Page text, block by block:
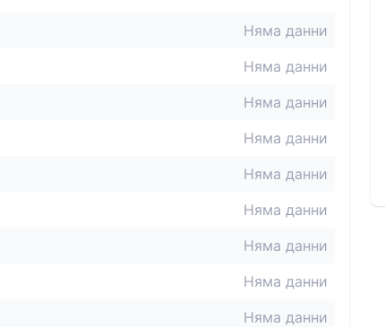
Няма данни
Няма данни
Няма данни
Няма данни
Няма данни
Няма данни
Няма данни
Няма данни
Няма данни